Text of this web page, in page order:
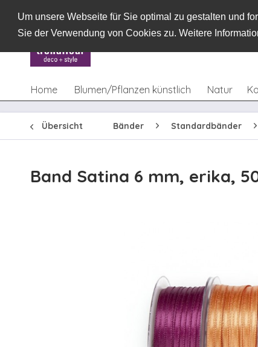
Um unsere Webseite für Sie optimal zu gestalten und
Sie der Verwendung von Cookies zu. Weitere
Home Blumen/Pflanzen künstlich Natur
Übersicht Bänder Standardbänder
Band Satina 6 mm, erika,